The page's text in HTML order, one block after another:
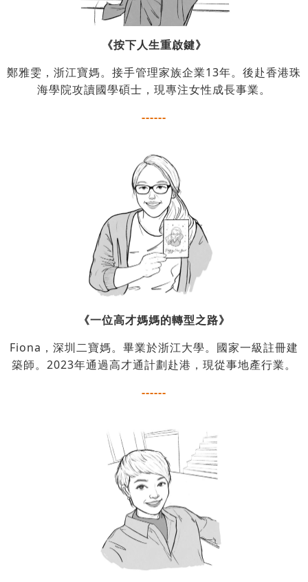
《按下人生重啟鍵》
鄭雅雯，浙江寶媽。接手管理家族企業13年。後赴香港珠
海學院攻讀國學碩士，現專注女性成長事業。
------
《一位高才媽媽的轉型之路》
Fiona，深圳二寶媽。畢業於浙江大學。國家一級註冊建
築師。2023年通過高才通計劃赴港，現從事地產行業。
------